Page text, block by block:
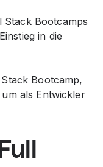
Stack Bootcamps
in die
Bootcamp,
als Entwickler